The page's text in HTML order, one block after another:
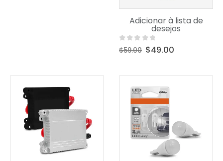
Adicionar à lista de
desejos
Product Short Name
0out of 5
$59.00 $49.00